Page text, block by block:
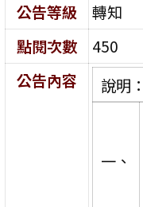
公告等級
轉知
點閱次數
450
公告內容
說明：
一、